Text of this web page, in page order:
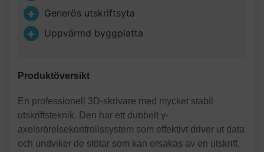
Generös utskriftsyta
Uppvärmd byggplatta
Produktöversikt
En professionell 3D-skrivare med mycket stabil
utskriftsteknik. Den har ett dubbelt y-
axelsrörelsekontrollssystem som effektivt driver ut data
och undviker de stötar som kan orsakas av en utskrift.